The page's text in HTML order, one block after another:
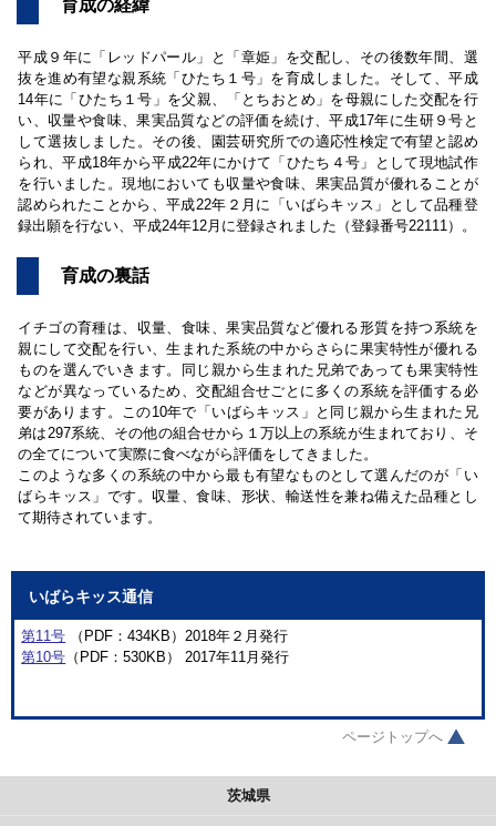
育成の経緯
平成９年に「レッドパール」と「章姫」を交配し、その後数年間、選
抜を進め有望な親系統「ひたち１号」を育成しました。そして、平成
14年に「ひたち１号」を父親、「とちおとめ」を母親にした交配を行
い、収量や食味、果実品質などの評価を続け、平成17年に生研９号と
して選抜しました。その後、園芸研究所での適応性検定で有望と認め
られ、平成18年から平成22年にかけて「ひたち４号」として現地試作
を行いました。現地においても収量や食味、果実品質が優れることが
認められたことから、平成22年２月に「いばらキッス」として品種登
録出願を行ない、平成24年12月に登録されました（登録番号22111）。
育成の裏話
イチゴの育種は、収量、食味、果実品質など優れる形質を持つ系統を
親にして交配を行い、生まれた系統の中からさらに果実特性が優れる
ものを選んでいきます。同じ親から生まれた兄弟であっても果実特性
などが異なっているため、交配組合せごとに多くの系統を評価する必
要があります。この10年で「いばらキッス」と同じ親から生まれた兄
弟は297系統、その他の組合せから１万以上の系統が生まれており、そ
の全てについて実際に食べながら評価をしてきました。
このような多くの系統の中から最も有望なものとして選んだのが「い
ばらキッス」です。収量、食味、形状、輸送性を兼ね備えた品種とし
て期待されています。
いばらキッス通信
第11号 （PDF：434KB）2018年２月発行
第10号 （PDF：530KB） 2017年11月発行
ページトップへ
茨城県